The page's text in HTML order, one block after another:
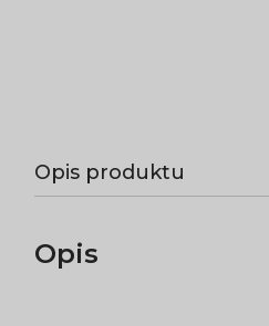
Opis produktu
Opis